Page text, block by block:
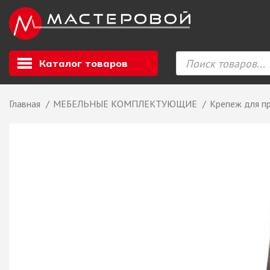
Каталог товаров
ЕВРОХИМ,
Компакт
СОЮЗ // ВСЕ
Главная МЕБЕЛЬНЫЕ КОМПЛЕКТУЮЩИЕ Крепеж для